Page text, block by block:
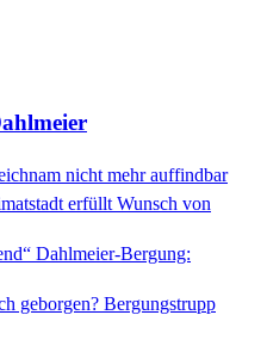
nicht mehr auffindbar
erfüllt Wunsch von
Dahlmeier-Bergung:
geborgen? Bergungstrupp